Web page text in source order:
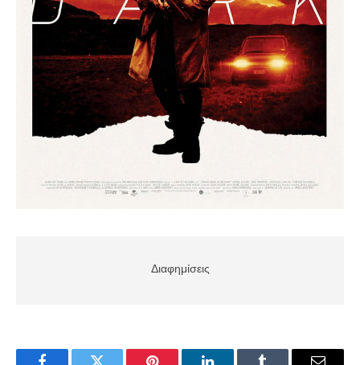
Διαφημίσεις